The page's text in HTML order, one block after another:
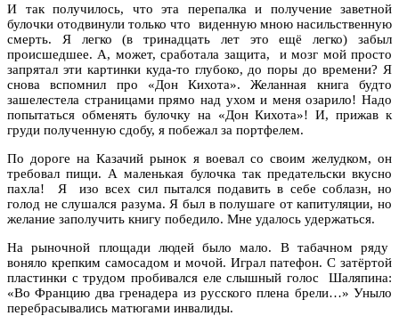
И так получилось, что эта перепалка и получение заветной
булочки отодвинули только что виденную мною насильственную
смерть. Я легко (в тринадцать лет это ещё легко) забыл
происшедшее. А, может, сработала защита, и мозг мой просто
запрятал эти картинки куда-то глубоко, до поры до времени? Я
снова вспомнил про «Дон Кихота». Желанная книга будто
зашелестела страницами прямо над ухом и меня озарило! Надо
попытаться обменять булочку на «Дон Кихота»! И, прижав к
груди полученную сдобу, я побежал за портфелем.
По дороге на Казачий рынок я воевал со своим желудком, он
требовал пищи. А маленькая булочка так предательски вкусно
пахла! Я изо всех сил пытался подавить в себе соблазн, но
голод не слушался разума. Я был в полушаге от капитуляции, но
желание заполучить книгу победило. Мне удалось удержаться.
На рыночной площади людей было мало. В табачном ряду
воняло крепким самосадом и мочой. Играл патефон. С затёртой
пластинки с трудом пробивался еле слышный голос Шаляпина:
«Во Францию два гренадера из русского плена брели…» Уныло
перебрасывались матюгами инвалиды.